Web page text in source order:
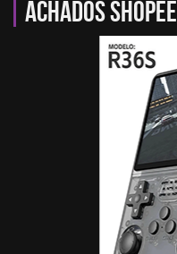
Achados Shopee